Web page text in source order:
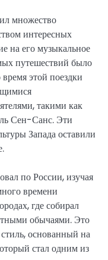
множество
интересных
на его музыкальное
путешествий было
этой поездки
такими как
Сен-Санс. Эти
Запада оставили
по России, изучая
времени
где собирал
обычаями. Это
основанный на
стал одним из